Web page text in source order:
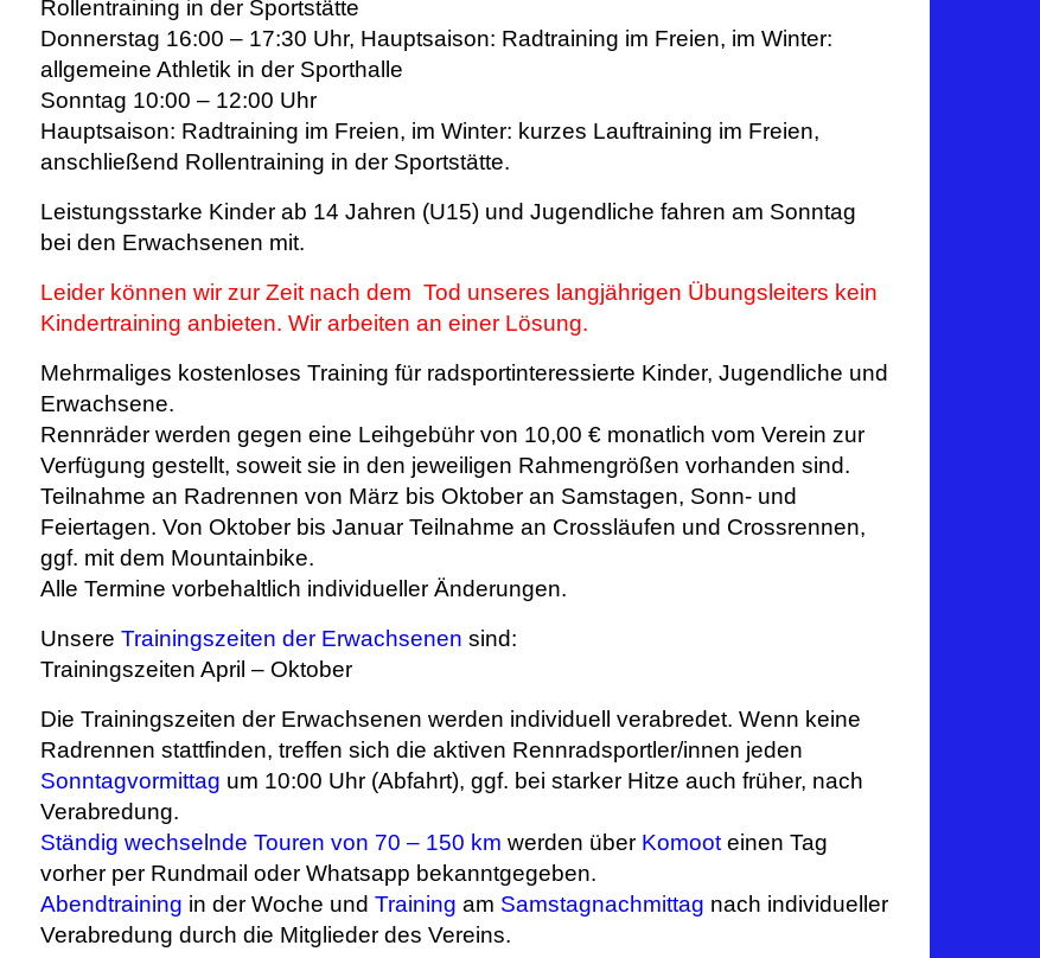
Rollentraining in der Sportstätte
Donnerstag 16:00 – 17:30 Uhr, Hauptsaison: Radtraining im Freien, im Winter:
allgemeine Athletik in der Sporthalle
Sonntag 10:00 – 12:00 Uhr
Hauptsaison: Radtraining im Freien, im Winter: kurzes Lauftraining im Freien,
anschließend Rollentraining in der Sportstätte.
Leistungsstarke Kinder ab 14 Jahren (U15) und Jugendliche fahren am Sonntag
bei den Erwachsenen mit.
Leider können wir zur Zeit nach dem Tod unseres langjährigen Übungsleiters kein
Kindertraining anbieten. Wir arbeiten an einer Lösung.
Mehrmaliges kostenloses Training für radsportinteressierte Kinder, Jugendliche und
Erwachsene.
Rennräder werden gegen eine Leihgebühr von 10,00 € monatlich vom Verein zur
Verfügung gestellt, soweit sie in den jeweiligen Rahmengrößen vorhanden sind.
Teilnahme an Radrennen von März bis Oktober an Samstagen, Sonn- und
Feiertagen. Von Oktober bis Januar Teilnahme an Crossläufen und Crossrennen,
ggf. mit dem Mountainbike.
Alle Termine vorbehaltlich individueller Änderungen.
Unsere Trainingszeiten der Erwachsenen sind:
Trainingszeiten April – Oktober
Die Trainingszeiten der Erwachsenen werden individuell verabredet. Wenn keine
Radrennen stattfinden, treffen sich die aktiven Rennradsportler/innen jeden
Sonntagvormittag um 10:00 Uhr (Abfahrt), ggf. bei starker Hitze auch früher, nach
Verabredung.
Ständig wechselnde Touren von 70 – 150 km werden über Komoot einen Tag
vorher per Rundmail oder Whatsapp bekanntgegeben.
Abendtraining in der Woche und Training am Samstagnachmittag nach individueller
Verabredung durch die Mitglieder des Vereins.
Infos und Ergebnisse zu
Radrennen
Radrennen)
Infos zum Havelradcup hier:
sued05.de/aktuelles/wichtige-hinweise-
zum-havel-rad-cup-2020/
Galerie – Bilder – Events
Anfahrt zum Verein
LOGO
Aktuelles
Ergebnisse Radrennen
Kontakte – Personen
Sponsoren
Gesunde Ernährung für Sportler
Datenschutz
Impressum